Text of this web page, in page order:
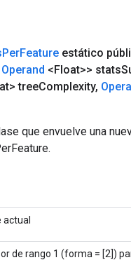
PerFeature estático
Operand <Float>> stats
treeComplexity,
que envuelve una
actual
de rango 1 (forma = [2])